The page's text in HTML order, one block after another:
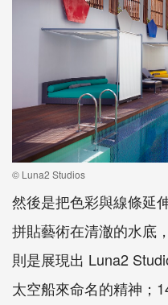
© Luna2 Studios
然後是把色彩與線條延
拼貼藝術在清澈的水底
則是展現出 Luna2
太空船來命名的精神；